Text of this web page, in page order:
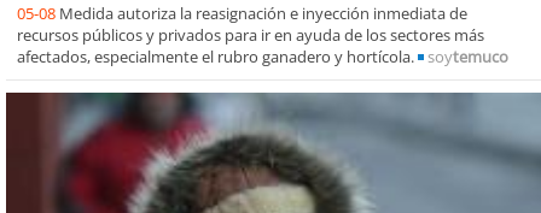
05-08 Medida autoriza la reasignación e inyección inmediata de
recursos públicos y privados para ir en ayuda de los sectores más
afectados, especialmente el rubro ganadero y hortícola.
soytemuco